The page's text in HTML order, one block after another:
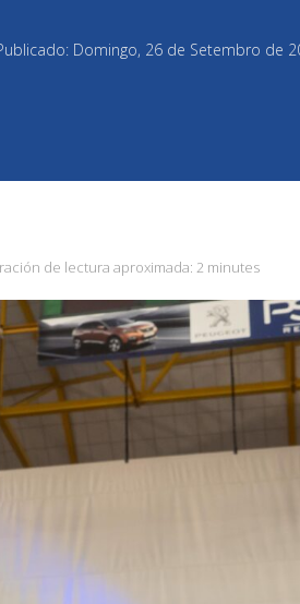
Domingo, 26 de Setembro de
de lectura aproximada: 2 minutes